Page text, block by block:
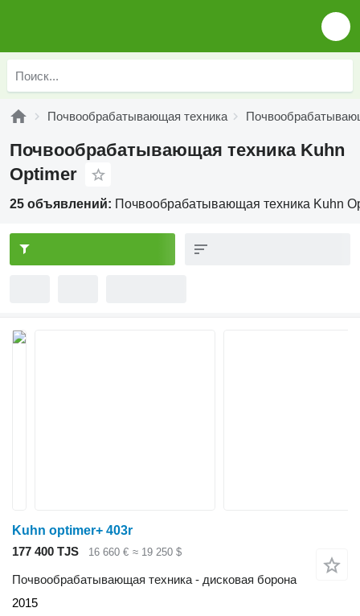
Почвообрабатывающая техника
Почвообрабатывающая техника Kuhn
Optimer
25 объявлений: Почвообрабатывающая техника Kuhn
Kuhn optimer+ 403r
177 400 TJS
16 660 € ≈ 19 250 $
Почвообрабатывающая техника - дисковая борона
2015